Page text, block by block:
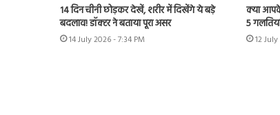
14 दिन चीनी छोड़कर देखें, शरीर में दिखेंगे ये बड़े
बदलाव! डॉक्टर ने बताया पूरा असर
14 July 2026 - 7:34 PM
क्या
5
12